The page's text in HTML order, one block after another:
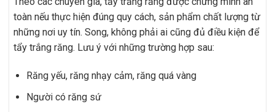
toàn nếu thực hiện đúng quy cách, sản phẩm chất lượng từ
những nơi uy tín. Song, không phải ai cũng đủ điều kiện để
tẩy trắng răng. Lưu ý với những trường hợp sau:
Răng yếu, răng nhạy cảm, răng quá vàng
Người có răng sứ